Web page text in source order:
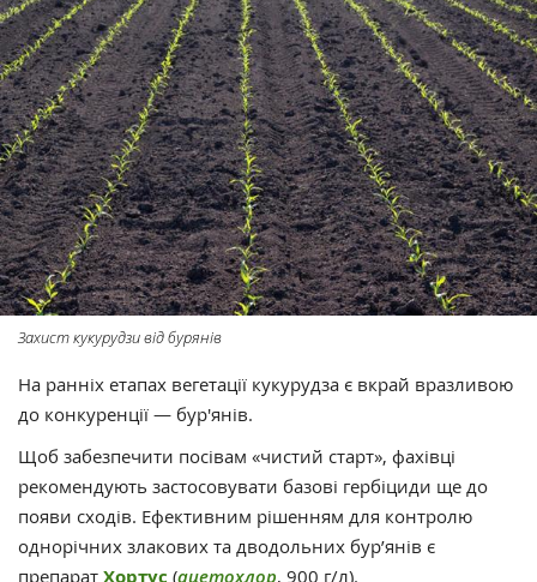
Захист кукурудзи від бурянів
На ранніх етапах вегетації кукурудза є вкрай вразливою
до конкуренції — бур'янів.
Щоб забезпечити посівам «чистий старт», фахівці
рекомендують застосовувати базові гербіциди ще до
появи сходів. Ефективним рішенням для контролю
однорічних злакових та дводольних бур’янів є
препарат Хортус (ацетохлор, 900 г/л).